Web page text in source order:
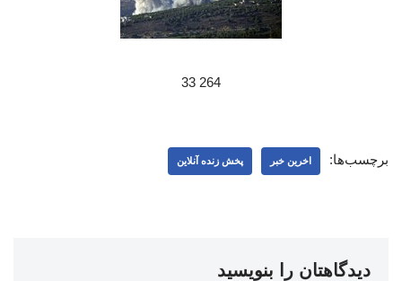
264 33
برچسب‌ها: اخرین خبر پخش زنده آنلاین
دیدگاهتان را بنویسید